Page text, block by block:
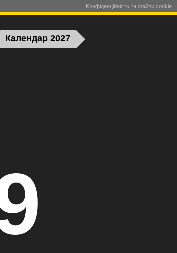
Календар 2027
Конфіденційність та файли cookie